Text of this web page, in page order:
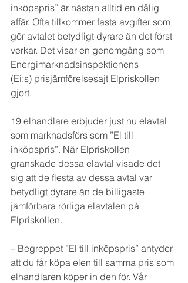
inköpspris” är nästan alltid en dålig
affär. Ofta tillkommer fasta avgifter som
gör avtalet betydligt dyrare än det först
verkar. Det visar en genomgång som
Energimarknadsinspektionens
(Ei:s) prisjämförelsesajt Elpriskollen
gjort.
19 elhandlare erbjuder just nu elavtal
som marknadsförs som ”El till
inköpspris”. När Elpriskollen
granskade dessa elavtal visade det
sig att de flesta av dessa avtal var
betydligt dyrare än de billigaste
jämförbara rörliga elavtalen på
Elpriskollen.
– Begreppet ”El till inköpspris” antyder
att du får köpa elen till samma pris som
elhandlaren köper in den för. Vår